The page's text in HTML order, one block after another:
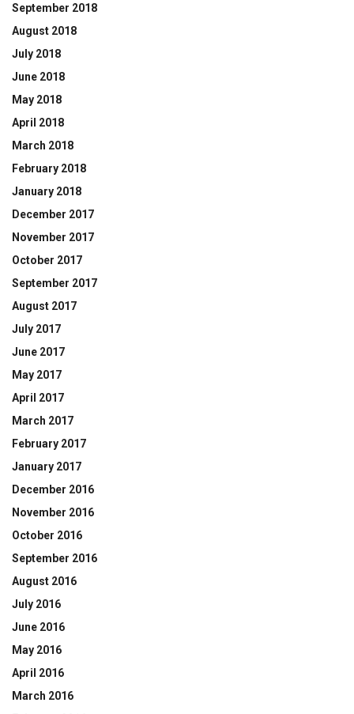
September 2018
August 2018
July 2018
June 2018
May 2018
April 2018
March 2018
February 2018
January 2018
December 2017
November 2017
October 2017
September 2017
August 2017
July 2017
June 2017
May 2017
April 2017
March 2017
February 2017
January 2017
December 2016
November 2016
October 2016
September 2016
August 2016
July 2016
June 2016
May 2016
April 2016
March 2016